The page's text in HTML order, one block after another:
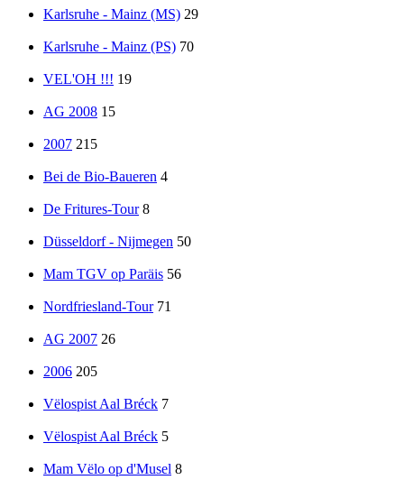
Karlsruhe - Mainz (MS) 29
Karlsruhe - Mainz (PS) 70
VEL'OH !!! 19
AG 2008 15
2007 215
Bei de Bio-Baueren 4
De Fritures-Tour 8
Düsseldorf - Nijmegen 50
Mam TGV op Paräis 56
Nordfriesland-Tour 71
AG 2007 26
2006 205
Vëlospist Aal Bréck 7
Vëlospist Aal Bréck 5
Mam Vëlo op d'Musel 8